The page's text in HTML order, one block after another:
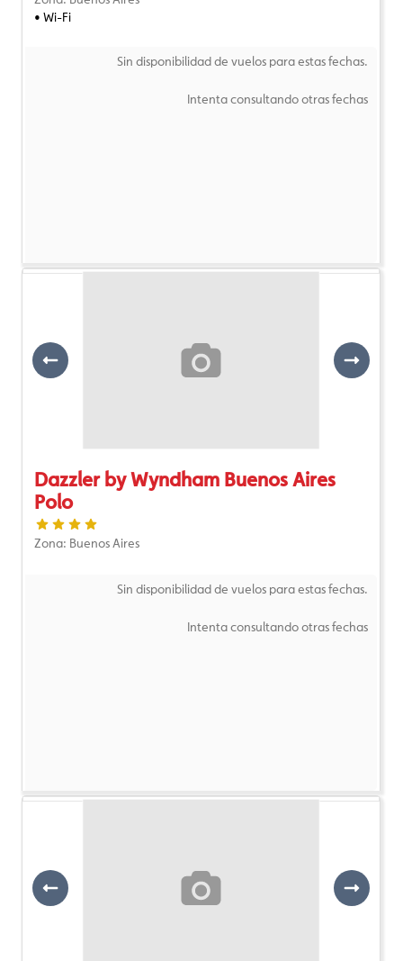
• Wi-Fi
Sin disponibilidad de vuelos para estas fechas.
Intenta consultando otras fechas
Previous Next
Dazzler by Wyndham Buenos Aires
Polo
Zona: Buenos Aires
Sin disponibilidad de vuelos para estas fechas.
Intenta consultando otras fechas
Previous Next